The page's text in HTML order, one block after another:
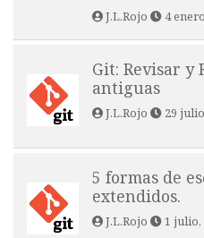
J.L.Rojo 4
Git: Revisar y
antiguas
J.L.Rojo 29
5 formas de
extendidos.
J.L.Rojo 1 julio,